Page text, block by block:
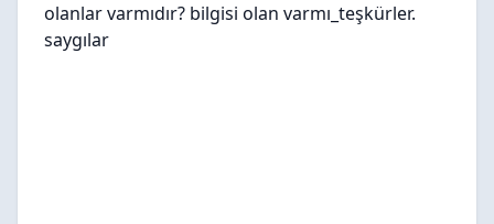
olanlar varmıdır? bilgisi olan varmı_teşkürler.
saygılar